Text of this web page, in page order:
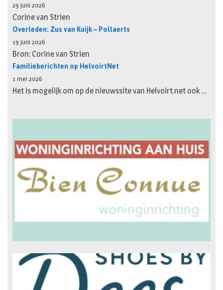
29 juni 2026
Corine van Strien
Overleden: Zus van Kuijk – Pollaerts
19 juni 2026
Bron: Corine van Strien
Familieberichten op HelvoirtNet
1 mei 2026
Het is mogelijk om op de nieuwssite van Helvoirt.net ook …